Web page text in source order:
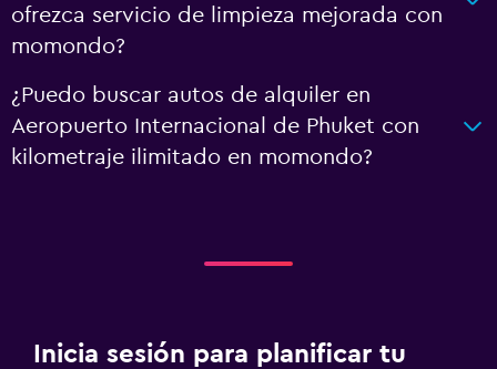
ofrezca servicio de limpieza mejorada con
momondo?
¿Puedo buscar autos de alquiler en
Aeropuerto Internacional de Phuket con
kilometraje ilimitado en momondo?
Inicia sesión para planificar tu